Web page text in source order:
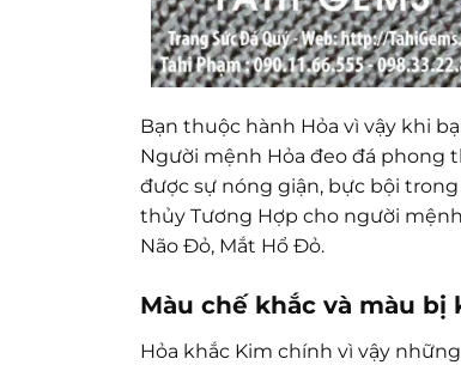
Bạn thuộc hành Hỏa vì vậy khi
Người mệnh Hỏa đeo đá phong
được sự nóng giận, bực bội
thủy Tương Hợp cho người mệnh
Não Đỏ, Mắt Hổ Đỏ.
Màu chế khắc và màu bị
Hỏa khắc Kim chính vì vậy